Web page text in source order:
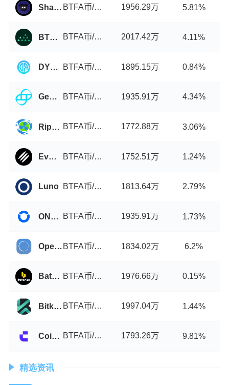
ShadowSwap BTFA币/USDT 1956.29万 5.81%
BTCMarkets BTFA币/USDT 2017.42万 4.11%
DYORSwap BTFA币/USDT 1895.15万 0.84%
Gemini BTFA币/USDT 1935.91万 4.34%
Ripple China BTFA币/USDT 1772.88万 3.06%
EvmoSwap BTFA币/USDT 1752.51万 1.24%
Luno BTFA币/USDT 1813.64万 2.79%
ONUS Pro BTFA币/USDT 1935.91万 1.73%
OpenLedger DEX BTFA币/USDT 1834.02万 6.2%
Batonex BTFA币/USDT 1976.66万 0.15%
Bitkop BTFA币/USDT 1997.04万 1.44%
Coinw BTFA币/USDT 1793.26万 9.81%
精选资讯